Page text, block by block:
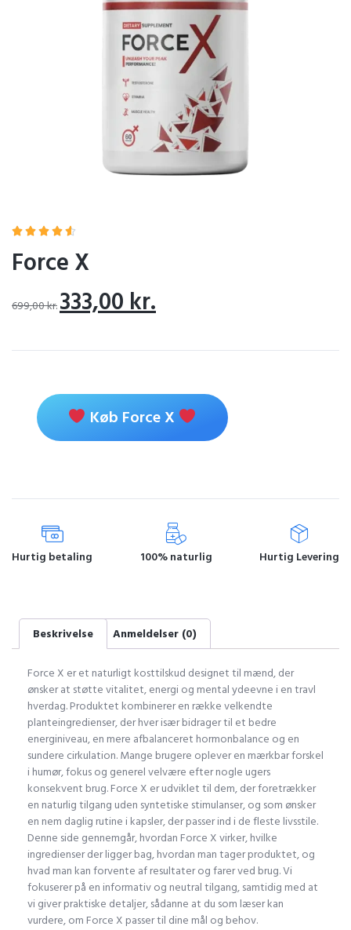
    
Force X
699,00kr.333,00kr.
Køb Force X
Hurtig betaling 100% naturlig Hurtig Levering
Beskrivelse Anmeldelser (0)
Force X er et naturligt kosttilskud designet til mænd, der
ønsker at støtte vitalitet, energi og mental ydeevne i en travl
hverdag. Produktet kombinerer en række velkendte
planteingredienser, der hver især bidrager til et bedre
energiniveau, en mere afbalanceret hormonbalance og en
sundere cirkulation. Mange brugere oplever en mærkbar forskel
i humør, fokus og generel velvære efter nogle ugers
konsekvent brug. Force X er udviklet til dem, der foretrækker
en naturlig tilgang uden syntetiske stimulanser, og som ønsker
en nem daglig rutine i kapsler, der passer ind i de fleste livsstile.
Denne side gennemgår, hvordan Force X virker, hvilke
ingredienser der ligger bag, hvordan man tager produktet, og
hvad man kan forvente af resultater og farer ved brug. Vi
fokuserer på en informativ og neutral tilgang, samtidig med at
vi giver praktiske detaljer, sådanne at du som læser kan
vurdere, om Force X passer til dine mål og behov.